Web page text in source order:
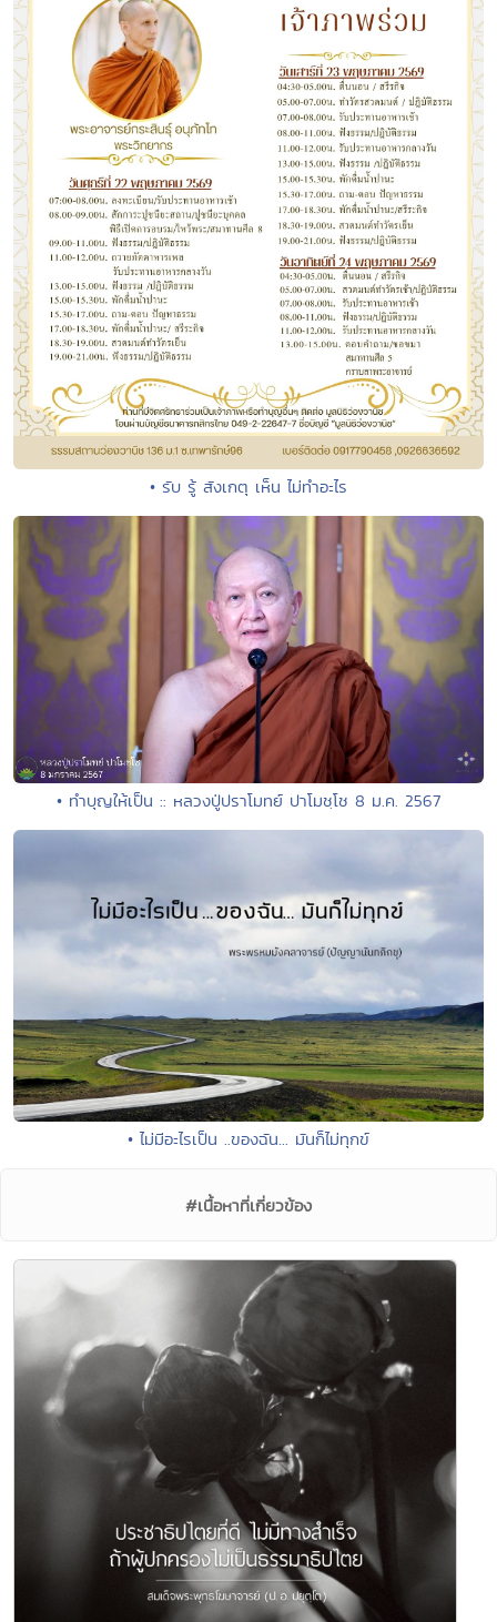
• รับ รู้ สังเกตุ เห็น ไม่ทำอะไร
• ทำบุญให้เป็น :: หลวงปู่ปราโมทย์ ปาโมชฺโช 8 ม.ค. 2567
• ไม่มีอะไรเป็น ..ของฉัน... มันก็ไม่ทุกข์
#เนื้อหาที่เกี่ยวข้อง